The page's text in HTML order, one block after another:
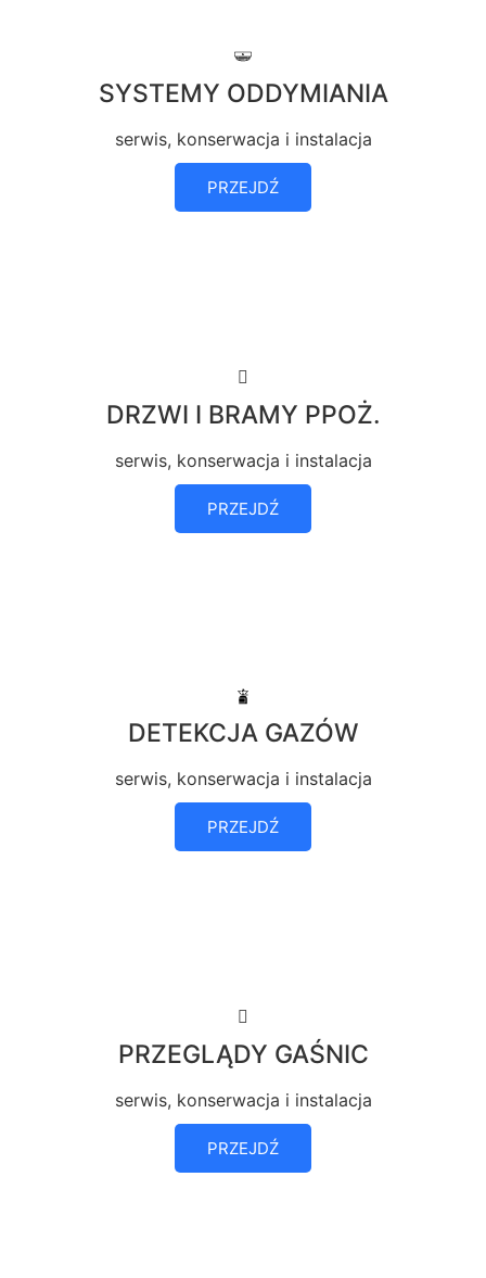
SYSTEMY ODDYMIANIA
serwis, konserwacja i instalacja
PRZEJDŹ
DRZWI I BRAMY PPOŻ.
serwis, konserwacja i instalacja
PRZEJDŹ
DETEKCJA GAZÓW
serwis, konserwacja i instalacja
PRZEJDŹ
PRZEGLĄDY GAŚNIC
serwis, konserwacja i instalacja
PRZEJDŹ